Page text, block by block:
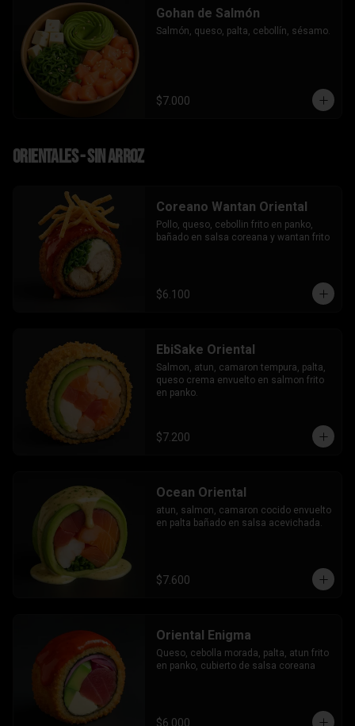
Gohan de Salmón
Salmón, queso, palta, cebollín, sésamo.
$7.000
Orientales - sin arroz
Coreano Wantan Oriental
Pollo, queso, cebollin frito en panko,
bañado en salsa coreana y wantan frito
$6.100
EbiSake Oriental
Salmon, atun, camaron tempura, palta,
queso crema envuelto en salmon frito
en panko.
$7.200
Ocean Oriental
atun, salmon, camaron cocido envuelto
en palta bañado en salsa acevichada.
$7.600
Oriental Enigma
Queso, cebolla morada, palta, atun frito
en panko, cubierto de salsa coreana
$6.000